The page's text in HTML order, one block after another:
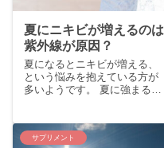
夏にニキビが増えるのは
紫外線が原因？
夏になるとニキビが増える、
という悩みを抱えている方が
多いようです。 夏に強まる紫
たようですが、紫外線がニキ
ビを増やすという証拠は見...
サプリメント